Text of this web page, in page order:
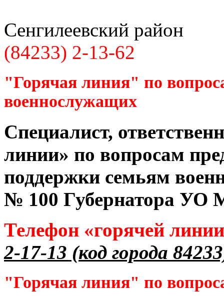
Сенгилеевский район
(84233) 2-13-62
"Горячая линия" по
военнослужащих
Специалист,
линии» по вопросам
поддержки семьям
№ 100 Губернатора УО
Телефон «горячей
2-17-13 (код города
"Горячая линия" по